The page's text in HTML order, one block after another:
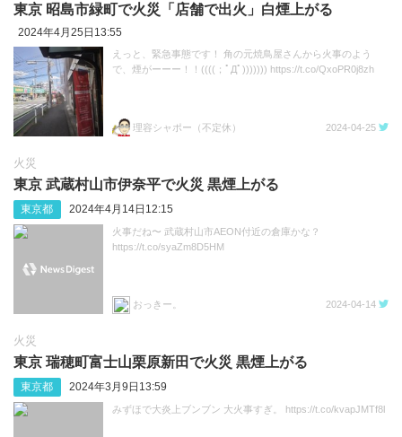
東京 昭島市緑町で火災「店舗で出火」白煙上がる
2024年4月25日13:55
えっと、緊急事態です！ 角の元焼鳥屋さんから火事のよう
で、煙がーーー！！((((；ﾟДﾟ))))))) https://t.co/QxoPR0j8zh
理容シャポー（不定休） 2024-04-25
火災
東京 武蔵村山市伊奈平で火災 黒煙上がる
東京都 2024年4月14日12:15
火事だね〜 武蔵村山市AEON付近の倉庫かな？
https://t.co/syaZm8D5HM
おっきー。 2024-04-14
火災
東京 瑞穂町富士山栗原新田で火災 黒煙上がる
東京都 2024年3月9日13:59
みずほで大炎上ブンブン 大火事すぎ。 https://t.co/kvapJMTf8l